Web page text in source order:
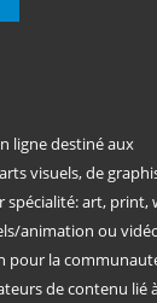
ligne destiné aux
visuels, de
spécialité: art, print,
animation ou
pour la
de contenu lié